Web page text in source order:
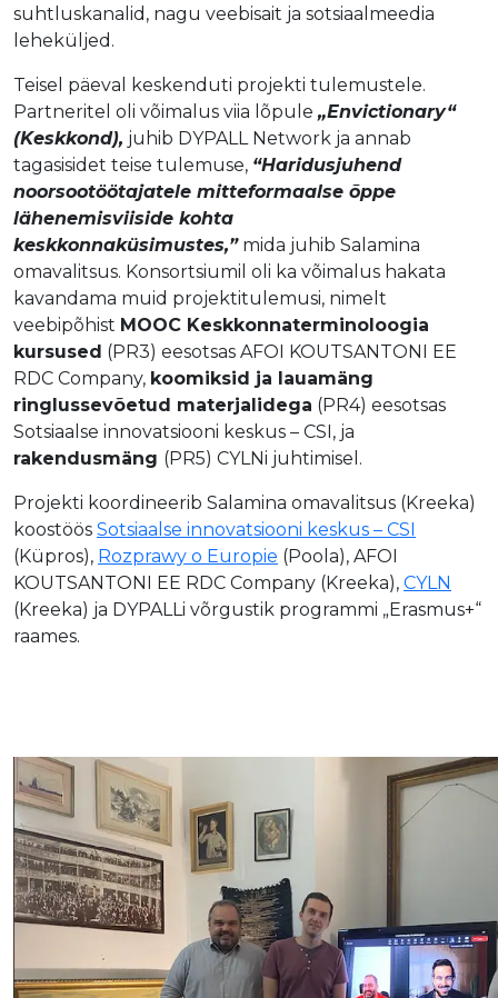
suhtluskanalid, nagu veebisait ja sotsiaalmeedia
leheküljed.
Teisel päeval keskenduti projekti tulemustele.
Partneritel oli võimalus viia lõpule „Envictionary“
(Keskkond), juhib DYPALL Network ja annab
tagasisidet teise tulemuse, “Haridusjuhend
noorsootöötajatele mitteformaalse õppe
lähenemisviiside kohta
keskkonnaküsimustes,”mida juhib Salamina
omavalitsus. Konsortsiumil oli ka võimalus hakata
kavandama muid projektitulemusi, nimelt
veebipõhist MOOC Keskkonnaterminoloogia
kursused (PR3) eesotsas AFOI KOUTSANTONI EE
RDC Company, koomiksid ja lauamäng
ringlussevõetud materjalidega (PR4) eesotsas
Sotsiaalse innovatsiooni keskus – CSI , ja
rakendusmäng (PR5) CYLNi juhtimisel.
Projekti koordineerib Salamina omavalitsus (Kreeka)
koostöös Sotsiaalse innovatsiooni keskus – CSI
(Küpros), Rozprawy o Europie (Poola), AFOI
KOUTSANTONI EE RDC Company (Kreeka), CYLN
(Kreeka) ja DYPALLi võrgustik programmi „Erasmus+“
raames.